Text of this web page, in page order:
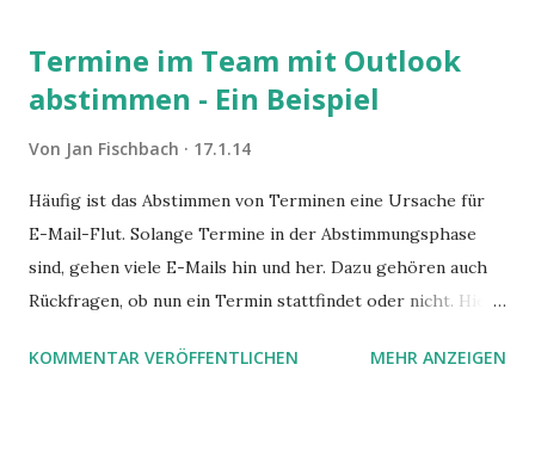
Termine im Team mit Outlook
abstimmen - Ein Beispiel
Von Jan Fischbach 17.1.14
Häufig ist das Abstimmen von Terminen eine Ursache für
E-Mail-Flut. Solange Termine in der Abstimmungsphase
sind, gehen viele E-Mails hin und her. Dazu gehören auch
Rückfragen, ob nun ein Termin stattfindet oder nicht. Hier
Hilfe von Outlook.
KOMMENTAR VERÖFFENTLICHEN MEHR ANZEIGEN